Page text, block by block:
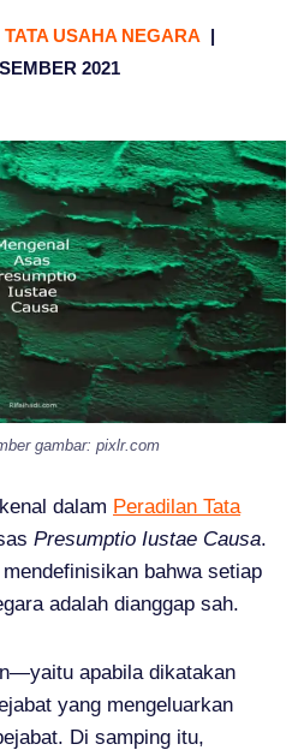
TATA USAHA NEGARA
2021
gambar: pixlr.com
dalam Peradilan Tata
Presumptio Iustae Causa.
bahwa setiap
adalah dianggap sah.
apabila dikatakan
yang mengeluarkan
Di samping itu,